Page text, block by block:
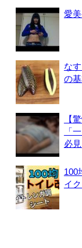
愛
な
の
【
「
必見
100
イ